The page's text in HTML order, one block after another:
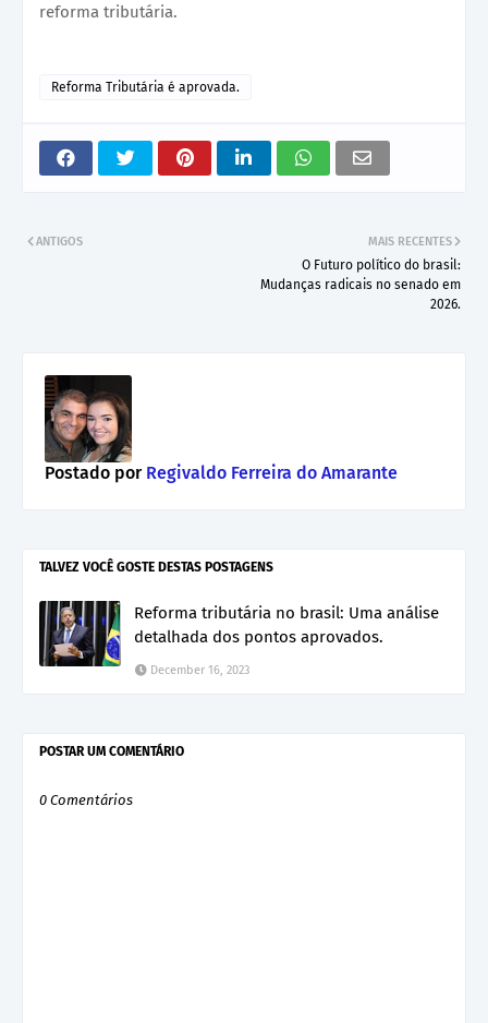
reforma tributária.
Reforma Tributária é aprovada.
MAIS RECENTES
O Futuro político do brasil:
Mudanças radicais no senado em
2026.
ANTIGOS
Postado porRegivaldo Ferreira do Amarante
TALVEZ VOCÊ GOSTE DESTAS POSTAGENS
Reforma tributária no brasil: Uma análise
detalhada dos pontos aprovados.
December 16, 2023
POSTAR UM COMENTÁRIO
0 Comentários